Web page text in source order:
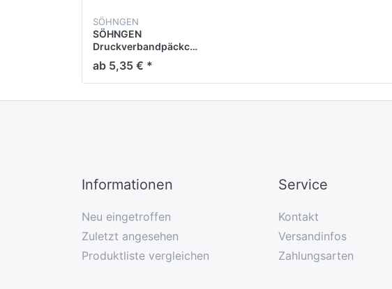
SÖHNGEN
SÖHNGEN
Druckverbandpäckchen
Spezial 1002001
ab 5,35 € *
Informationen
Neu eingetroffen
Zuletzt angesehen
Produktliste vergleichen
Service
Kontakt
Versandinfos
Zahlungsarten